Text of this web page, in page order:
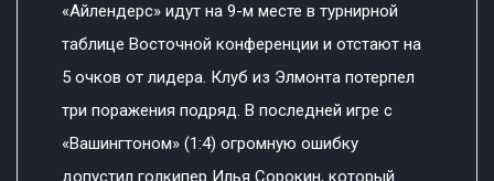
«Айлендерс» идут на 9-м месте в турнирной
таблице Восточной конференции и отстают на
5 очков от лидера. Клуб из Элмонта потерпел
три поражения подряд. В последней игре с
«Вашингтоном» (1:4) огромную ошибку
допустил голкипер Илья Сорокин, который